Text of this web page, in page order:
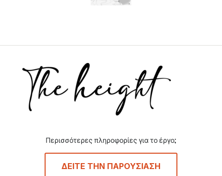
Περισσότερες πληροφορίες για το έργο;
ΔΕΙΤΕ ΤΗΝ ΠΑΡΟΥΣΙΑΣΗ